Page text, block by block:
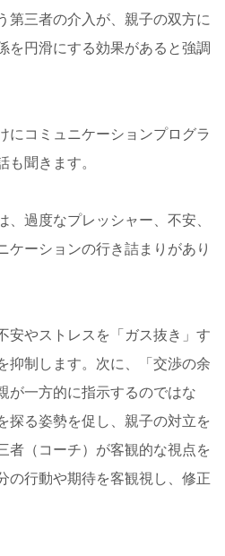
第三者の介入が、親子の双方に
を円滑にする効果があると強調
にコミュニケーションプログラ
も聞きます。
過度なプレッシャー、不安、
ケーションの行き詰まりがあり
安やストレスを「ガス抜き」す
抑制します。次に、「交渉の余
が一方的に指示するのではな
探る姿勢を促し、親子の対立を
者（コーチ）が客観的な視点を
の行動や期待を客観視し、修正